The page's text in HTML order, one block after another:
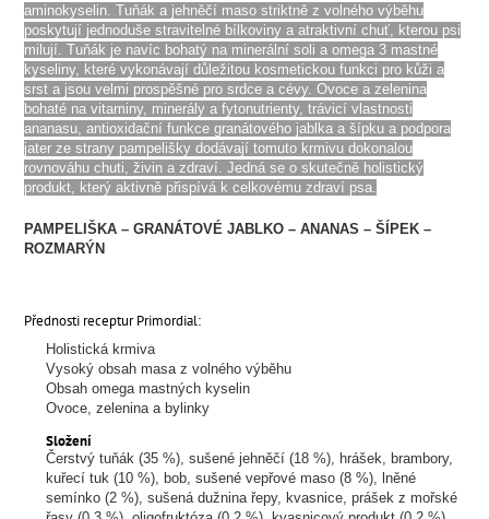
aminokyselin. Tuňák a jehněčí maso striktně z volného výběhu
poskytují jednoduše stravitelné bílkoviny a atraktivní chuť, kterou psi
milují. Tuňák je navíc bohatý na minerální soli a omega 3 mastné
kyseliny, které vykonávají důležitou kosmetickou funkci pro kůži a
srst a jsou velmi prospěšné pro srdce a cévy. Ovoce a zelenina
bohaté na vitaminy, minerály a fytonutrienty, trávicí vlastnosti
ananasu, antioxidační funkce granátového jablka a šípku a podpora
jater ze strany pampelišky dodávají tomuto krmivu dokonalou
rovnováhu chuti, živin a zdraví. Jedná se o skutečně holistický
produkt, který aktivně přispívá k celkovému zdraví psa.
PAMPELIŠKA – GRANÁTOVÉ JABLKO – ANANAS – ŠÍPEK –
ROZMARÝN
Přednosti receptur Primordial:
Holistická krmiva
Vysoký obsah masa z volného výběhu
Obsah omega mastných kyselin
Ovoce, zelenina a bylinky
Složení
Čerstvý tuňák (35 %), sušené jehněčí (18 %), hrášek, brambory,
kuřecí tuk (10 %), bob, sušené vepřové maso (8 %), lněné
semínko (2 %), sušená dužnina řepy, kvasnice, prášek z mořské